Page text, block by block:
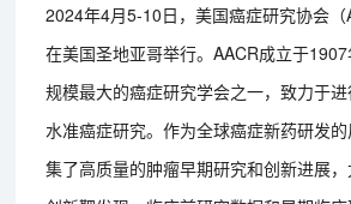
2024年4月5-10日，美国癌症研究协会
在美国圣地亚哥举行。AACR成立于1907
规模最大的癌症研究学会之一，致力于
水准癌症研究。作为全球癌症新药研发
集了高质量的肿瘤早期研究和创新进展